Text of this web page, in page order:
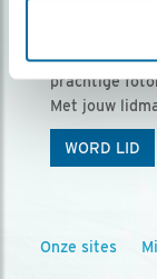
Ontvang
Vogels is het
prachtige
Met jouw
WORD LID
Onze sites